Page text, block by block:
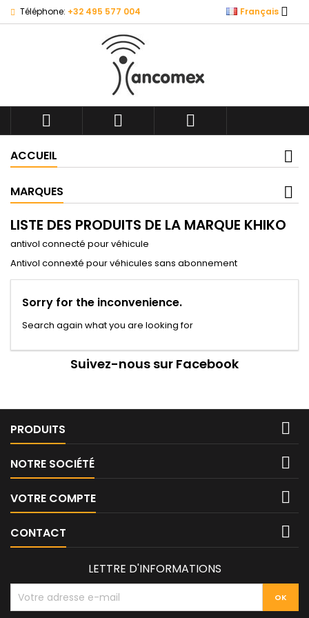
Téléphone: +32 495 577 004 Français 
  
ACCUEIL
MARQUES
LISTE DES PRODUITS DE LA MARQUE KHIKO
antivol connecté pour véhicule
Antivol connexté pour véhicules sans abonnement
Sorry for the inconvenience.
Search again what you are looking for
Suivez-nous sur Facebook
PRODUITS 
NOTRE SOCIÉTÉ 
VOTRE COMPTE 
CONTACT 
LETTRE D'INFORMATIONS